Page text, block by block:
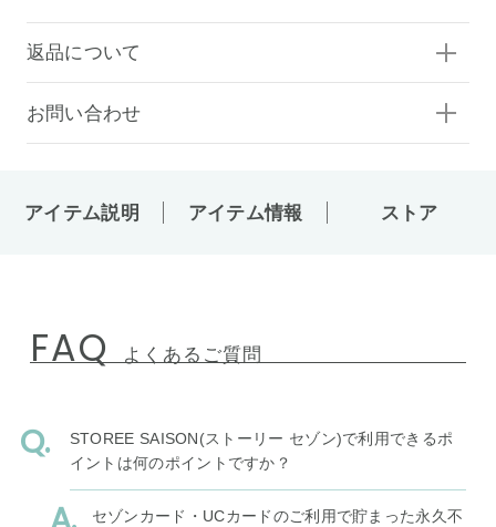
返品について
お問い合わせ
アイテム説明 アイテム情報 ストア
FAQ よくあるご質問
STOREE SAISON(ストーリー セゾン)で利用できるポ
イントは何のポイントですか？
セゾンカード・UCカードのご利用で貯まった永久不